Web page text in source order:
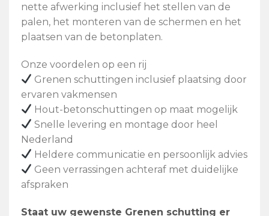
nette afwerking inclusief het stellen van de
palen, het monteren van de schermen en het
plaatsen van de betonplaten.
Onze voordelen op een rij
Grenen schuttingen inclusief plaatsing door
ervaren vakmensen
Hout-betonschuttingen op maat mogelijk
Snelle levering en montage door heel
Nederland
Heldere communicatie en persoonlijk advies
Geen verrassingen achteraf met duidelijke
afspraken
Staat uw gewenste Grenen schutting er